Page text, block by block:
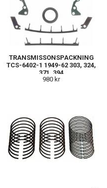
TRANSMISSONSPACKNING
TCS-6402-1 1949-62 303, 324,
371, 394
980 kr